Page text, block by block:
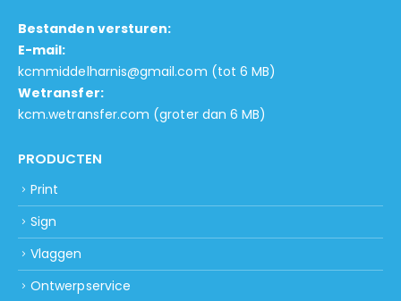
Bestanden versturen:
E-mail:
kcmmiddelharnis@gmail.com (tot 6 MB)
Wetransfer:
kcm.wetransfer.com (groter dan 6 MB)
PRODUCTEN
Print
Sign
Vlaggen
Ontwerpservice